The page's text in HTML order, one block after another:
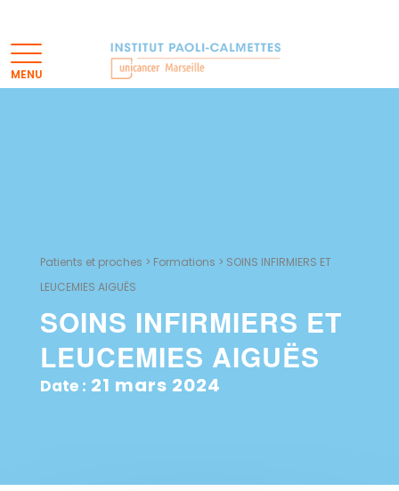
Patients et proches > Formations > SOINS INFIRMIERS ET
LEUCEMIES AIGUËS
SOINS INFIRMIERS ET
LEUCEMIES AIGUËS
Date : 21 mars 2024